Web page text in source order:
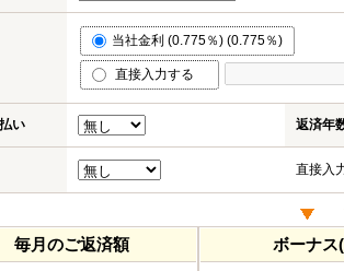
当社金利 (0.775％) (0.775％)
直接入力する
い 返済年
直接入
毎月のご返済額 ボーナス